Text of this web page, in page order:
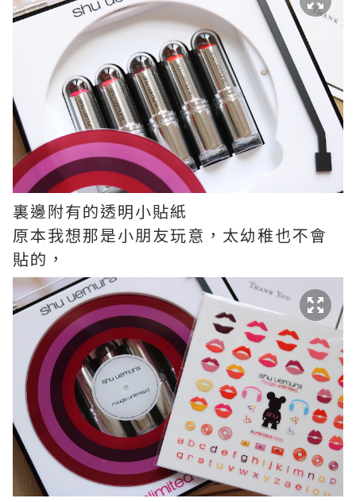
裏邊附有的透明小貼紙
原本我想那是小朋友玩意，太幼稚也不會
貼的，